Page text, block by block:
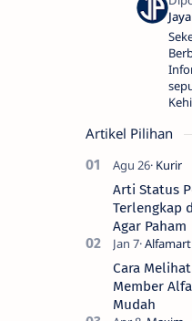
Artikel Pilihan
Arti Status
Terlengkap
Agar Paham
Cara
Member
Mudah